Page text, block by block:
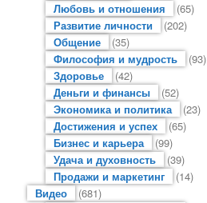
Любовь и отношения
(65)
Развитие личности
(202)
Общение
(35)
Философия и мудрость
(93)
Здоровье
(42)
Деньги и финансы
(52)
Экономика и политика
(23)
Достижения и успех
(65)
Бизнес и карьера
(99)
Удача и духовность
(39)
Продажи и маркетинг
(14)
Видео
(681)